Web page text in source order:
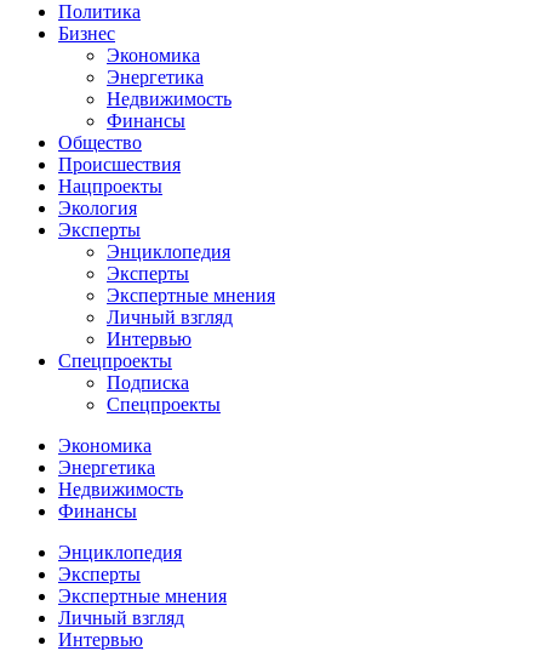
Политика
Бизнес
Экономика
Энергетика
Недвижимость
Финансы
Общество
Происшествия
Нацпроекты
Экология
Эксперты
Энциклопедия
Эксперты
Экспертные мнения
Личный взгляд
Интервью
Спецпроекты
Подписка
Спецпроекты
Экономика
Энергетика
Недвижимость
Финансы
Энциклопедия
Эксперты
Экспертные мнения
Личный взгляд
Интервью